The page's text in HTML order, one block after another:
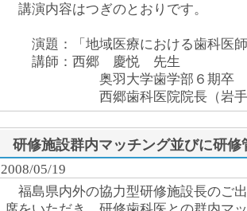
講演内容はつぎのとおりです。
演題：「地域医療における歯科医師
講師：西郷 慶悦 先生
奥羽大学歯学部６期卒
西郷歯科医院院長（岩手県
研修施設群内マッチング並びに研修
2008/05/19
福島県内外の協力型研修施設長のご出